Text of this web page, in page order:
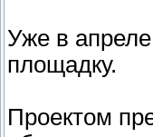
Уже в апреле
площадку.
Проектом